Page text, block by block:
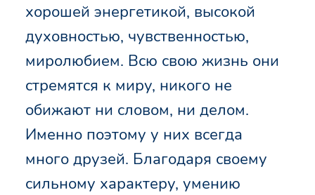
хорошей энергетикой, высокой
духовностью, чувственностью,
миролюбием. Всю свою жизнь они
стремятся к миру, никого не
обижают ни словом, ни делом.
Именно поэтому у них всегда
много друзей. Благодаря своему
сильному характеру, умению